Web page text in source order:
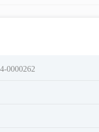
公共企事业单位信
0000262